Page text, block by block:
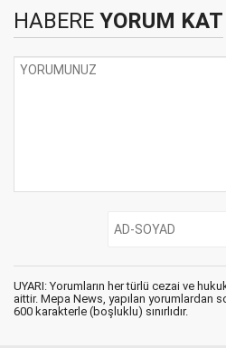
HABERE YORUM KAT
UYARI: Yorumların her türlü cezai ve
aittir. Mepa News, yapılan yorumlardan
600 karakterle (boşluklu) sınırlıdır.